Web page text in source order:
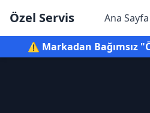
Özel Servis Ana Sayfa
⚠️ Markadan Bağımsız